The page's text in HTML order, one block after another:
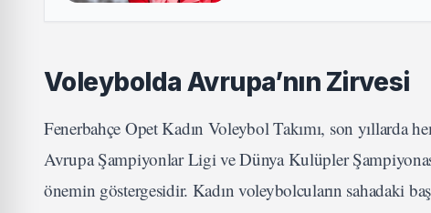
Voleybolda Avrupa’nın Zirvesi
Fenerbahçe Opet Kadın Voleybol Takımı, son yıllarda
Avrupa Şampiyonlar Ligi ve Dünya Kulüpler
önemin göstergesidir. Kadın voleybolcuların sahadaki